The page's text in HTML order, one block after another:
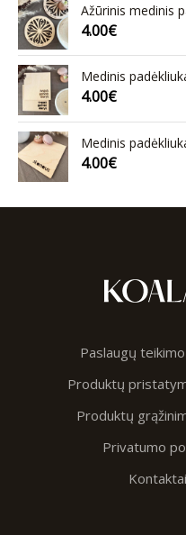
Ažūrinis medinis
4.00€
Medinis
4.00€
Medinis
4.00€
Paslaugų
Produktų
Produktų
Privatumo
Kontaktai